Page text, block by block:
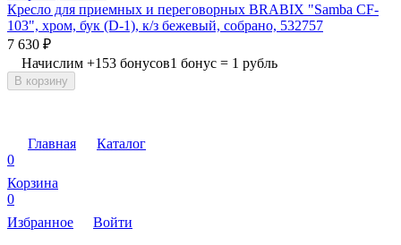
Кресло для приемных и переговорных BRABIX "Samba CF-
103", хром, бук (D-1), к/з бежевый, собрано, 532757
7 630 ₽
Начислим +153 бонусов1 бонус = 1 рубль
В корзину
Главная
Каталог
0
Корзина
0
Избранное
Войти